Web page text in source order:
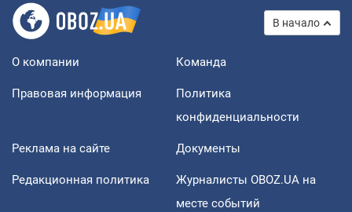
В начало
О компании Команда
Правовая информация
Политика
конфиденциальности
Реклама на сайте Документы
Редакционная политика
Журналисты OBOZ.UA на
месте событий